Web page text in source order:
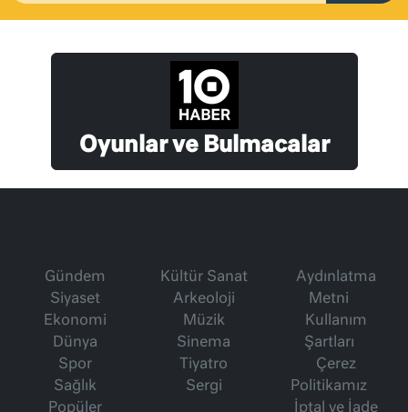
Oyunlar ve Bulmacalar
Gündem
Siyaset
Ekonomi
Dünya
Spor
Sağlık
Popüler
Kültür Sanat
Arkeoloji
Müzik
Sinema
Tiyatro
Sergi
Aydınlatma
Metni
Kullanım
Şartları
Çerez
Politikamız
İptal ve İade